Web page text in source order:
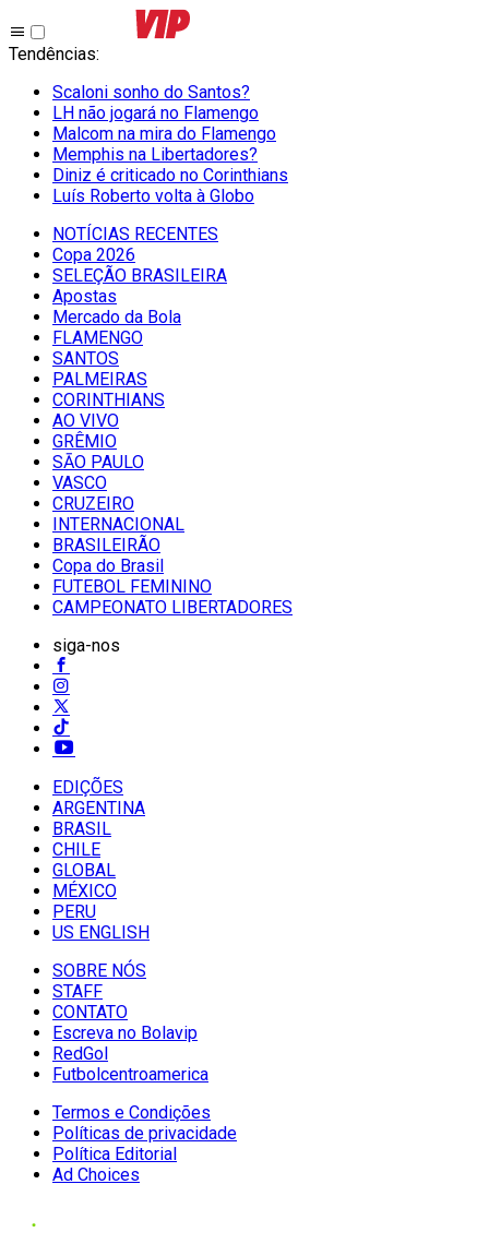
Tendências:
Scaloni sonho do Santos?
LH não jogará no Flamengo
Malcom na mira do Flamengo
Memphis na Libertadores?
Diniz é criticado no Corinthians
Luís Roberto volta à Globo
NOTÍCIAS RECENTES
Copa 2026
SELEÇÃO BRASILEIRA
Apostas
Mercado da Bola
FLAMENGO
SANTOS
PALMEIRAS
CORINTHIANS
AO VIVO
GRÊMIO
SĀO PAULO
VASCO
CRUZEIRO
INTERNACIONAL
BRASILEIRÃO
Copa do Brasil
FUTEBOL FEMININO
CAMPEONATO LIBERTADORES
siga-nos
EDIÇÕES
ARGENTINA
BRASIL
CHILE
GLOBAL
MÉXICO
PERU
US ENGLISH
SOBRE NÓS
STAFF
CONTATO
Escreva no Bolavip
RedGol
Futbolcentroamerica
Termos e Condições
Políticas de privacidade
Política Editorial
Ad Choices